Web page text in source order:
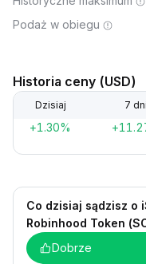
Podaż w obiegu
Historia ceny (USD)
Dzisiaj 7 dni
+1.30%
Co dzisiaj sądzisz o
Robinhood Token
Dobrze